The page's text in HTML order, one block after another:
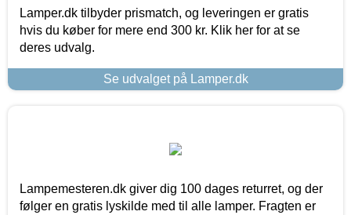
Lamper.dk tilbyder prismatch, og leveringen er gratis
hvis du køber for mere end 300 kr. Klik her for at se
deres udvalg.
Se udvalget på Lamper.dk
Lampemesteren.dk giver dig 100 dages returret, og der
følger en gratis lyskilde med til alle lamper. Fragten er